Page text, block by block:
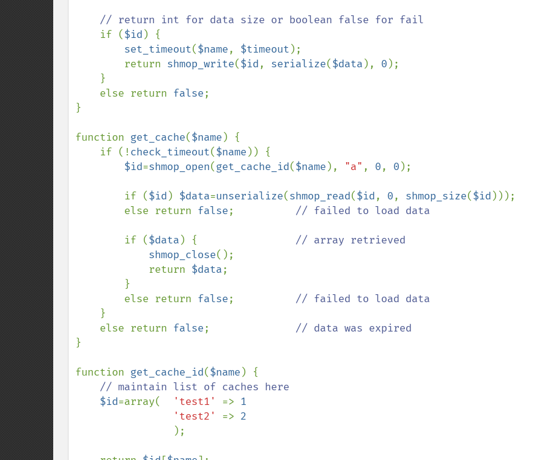
// return int for data size or boolean false for fail
if ($id ) {
set_timeout($name, $timeout );
        return
shmop_write($id, serialize($data ), 0 );
    else return
false;
}
function get_cache($name ) {
    if (!
check_timeout($name )) {
$id=shmop_open(get_cache_id($name ), "a" , 0, 0 );
        if (
$id ) $data=unserialize(shmop_read($id, 0, shmop_size($id )));
        else return
false; // failed to load data
if ($data ) { // array retrieved
shmop_close();
            return
$data;
        else return
false; // failed to load data
}
    else return
false;
}
function get_cache_id($name ) {
// maintain list of caches here
$id=array( 'test1' => 1
'test2' => 2
);